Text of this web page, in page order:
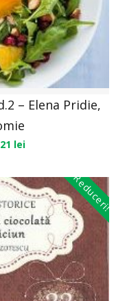
– Elena Pridie,
lei
Reduceri!